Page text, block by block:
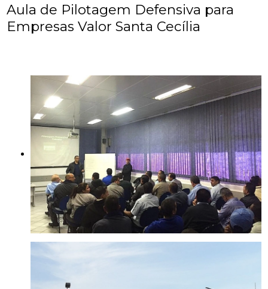
Aula de Pilotagem Defensiva para
Empresas Valor Santa Cecília